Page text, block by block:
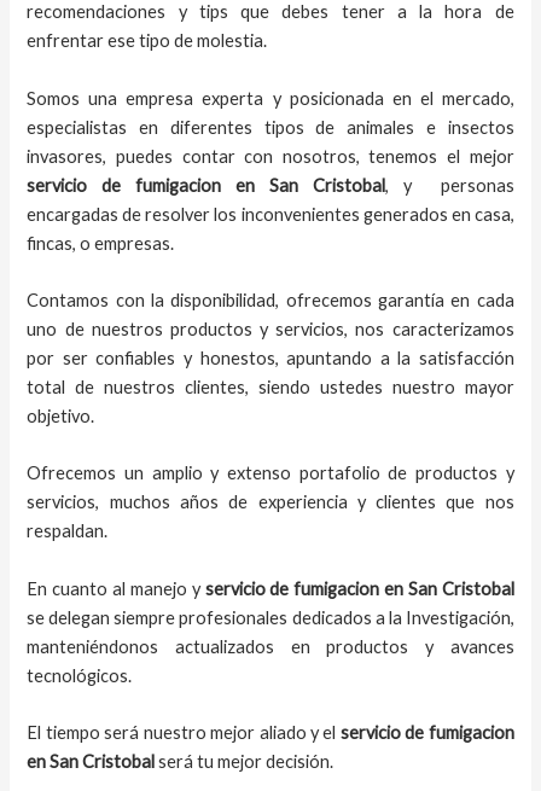
recomendaciones y tips que debes tener a la hora de
enfrentar ese tipo de molestia.
Somos una empresa experta y posicionada en el mercado,
especialistas en diferentes tipos de animales e insectos
invasores, puedes contar con nosotros, tenemos el mejor
servicio de fumigacionenSan Cristobal, y personas
encargadas de resolver los inconvenientes generados en casa,
fincas, o empresas.
Contamos con la disponibilidad, ofrecemos garantía en cada
uno de nuestros productos y servicios, nos caracterizamos
por ser confiables y honestos, apuntando a la satisfacción
total de nuestros clientes, siendo ustedes nuestro mayor
objetivo.
Ofrecemos un amplio y extenso portafolio de productos y
servicios, muchos años de experiencia y clientes que nos
respaldan.
En cuanto al manejo yservicio de fumigacion en San Cristobal
se delegan siempre profesionales dedicados a la Investigación,
manteniéndonos actualizados en productos y avances
tecnológicos.
El tiempo será nuestro mejor aliado y el servicio de fumigacion
enSan Cristobalserá tu mejor decisión.